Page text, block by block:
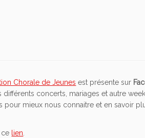
Chorale de Jeunes est présente sur
concerts, mariages et autre
pour mieux nous connaitre et en savoir
ce lien